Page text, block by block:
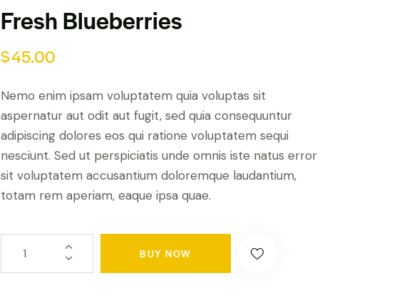
Fresh Blueberries
$45.00
Nemo enim ipsam voluptatem quia voluptas sit
aspernatur aut odit aut fugit, sed quia consequuntur
adipiscing dolores eos qui ratione voluptatem sequi
nesciunt. Sed ut perspiciatis unde omnis iste natus error
sit voluptatem accusantium doloremque laudantium,
totam rem aperiam, eaque ipsa quae.
BUY NOW